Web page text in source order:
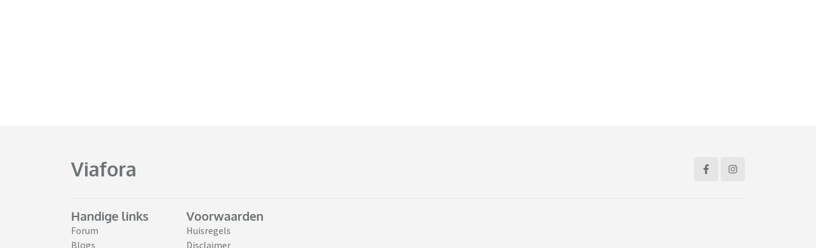
Viafora
Handige links
Forum
Blogs
Voorwaarden
Huisregels
Disclaimer